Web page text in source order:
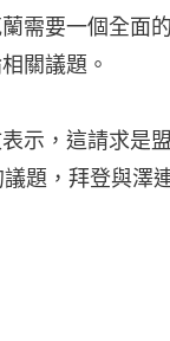
需要一個全面
關議題。
示，這請求是
題，拜登與澤